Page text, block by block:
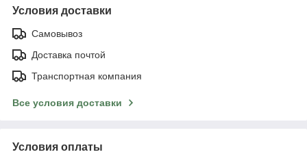
Условия доставки
Самовывоз
Доставка почтой
Транспортная компания
Все условия доставки
Условия оплаты